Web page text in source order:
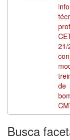
21/
de
Busca